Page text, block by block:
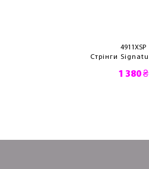
4911XSP
Стрінги
1 380 ₴